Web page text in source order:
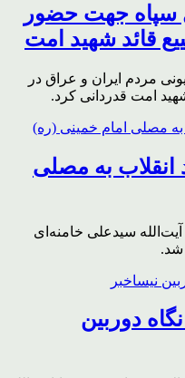
سپاه جهت حضور
قائد شهید امت
مردم ایران و عراق در
امت قدردانی کرد.
انقلاب به مصلی
سیدعلی خامنه‌ای
شد.
دوربین